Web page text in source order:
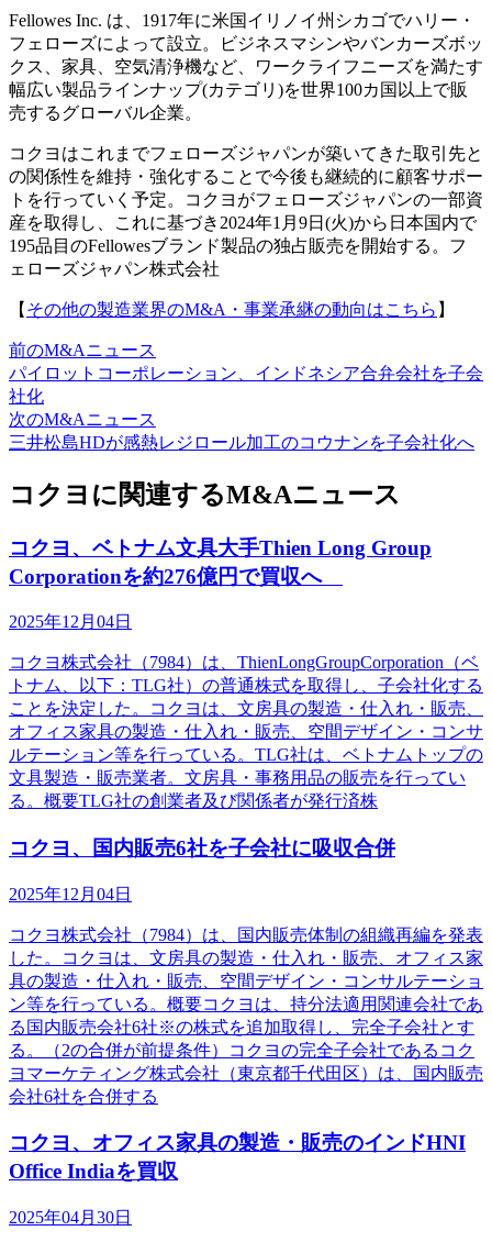
Fellowes Inc. は、1917年に米国イリノイ州シカゴでハリー・
フェローズによって設立。ビジネスマシンやバンカーズボッ
クス、家具、空気清浄機など、ワークライフニーズを満たす
幅広い製品ラインナップ(カテゴリ)を世界100カ国以上で販
売するグローバル企業。
コクヨはこれまでフェローズジャパンが築いてきた取引先と
の関係性を維持・強化することで今後も継続的に顧客サポー
トを行っていく予定。コクヨがフェローズジャパンの一部資
産を取得し、これに基づき2024年1月9日(火)から日本国内で
195品目のFellowesブランド製品の独占販売を開始する。フ
ェローズジャパン株式会社
【 その他の製造業界のM&A・事業承継の動向はこちら 】
前のM&Aニュース
パイロットコーポレーション、インドネシア合弁会社を子会
社化
次のM&Aニュース
三井松島HDが感熱レジロール加工のコウナンを子会社化へ
コクヨに関連するM&Aニュース
コクヨ、ベトナム文具大手Thien Long Group
Corporationを約276億円で買収へ
2025年12月04日
コクヨ株式会社（7984）は、ThienLongGroupCorporation（ベ
トナム、以下：TLG社）の普通株式を取得し、子会社化する
ことを決定した。コクヨは、文房具の製造・仕入れ・販売、
オフィス家具の製造・仕入れ・販売、空間デザイン・コンサ
ルテーション等を行っている。TLG社は、ベトナムトップの
文具製造・販売業者。文房具・事務用品の販売を行ってい
る。概要TLG社の創業者及び関係者が発行済株
コクヨ、国内販売6社を子会社に吸収合併
2025年12月04日
コクヨ株式会社（7984）は、国内販売体制の組織再編を発表
した。コクヨは、文房具の製造・仕入れ・販売、オフィス家
具の製造・仕入れ・販売、空間デザイン・コンサルテーショ
ン等を行っている。概要コクヨは、持分法適用関連会社であ
る国内販売会社6社※の株式を追加取得し、完全子会社とす
る。（2の合併が前提条件）コクヨの完全子会社であるコク
ヨマーケティング株式会社（東京都千代田区）は、国内販売
会社6社を合併する
コクヨ、オフィス家具の製造・販売のインドHNI
Office Indiaを買収
2025年04月30日